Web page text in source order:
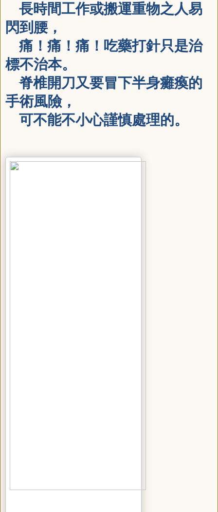
長時間工作或搬運重物之人易
閃到腰，
痛！痛！痛！吃藥打針只是治
標不治本。
脊椎開刀又要冒下半身癱瘓的
手術風險，
可不能不小心謹慎處理的。